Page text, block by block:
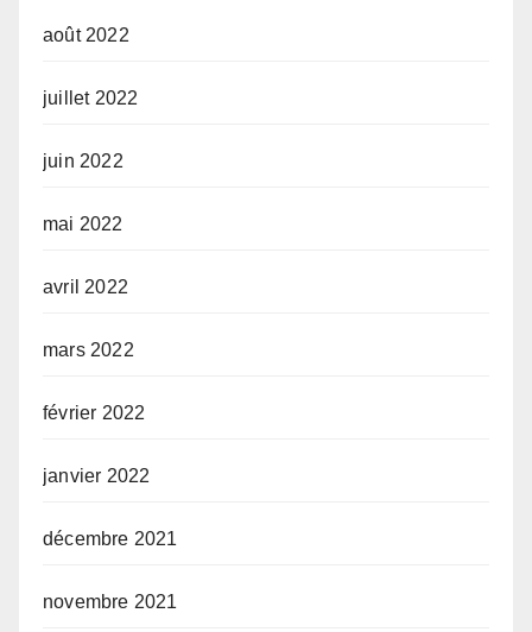
août 2022
juillet 2022
juin 2022
mai 2022
avril 2022
mars 2022
février 2022
janvier 2022
décembre 2021
novembre 2021